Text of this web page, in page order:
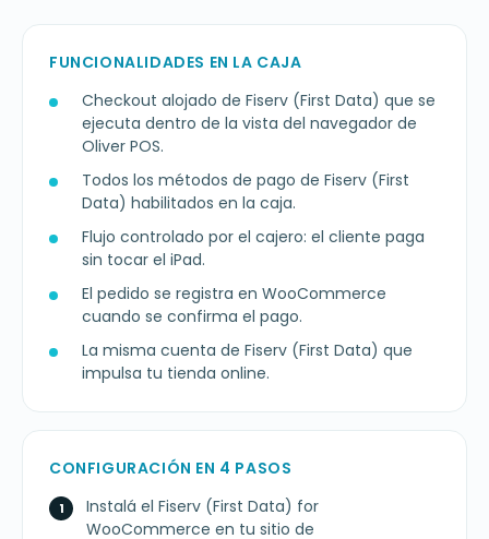
FUNCIONALIDADES EN LA CAJA
Checkout alojado de Fiserv (First Data) que se
ejecuta dentro de la vista del navegador de
Oliver POS.
Todos los métodos de pago de Fiserv (First
Data) habilitados en la caja.
Flujo controlado por el cajero: el cliente paga
sin tocar el iPad.
El pedido se registra en WooCommerce
cuando se confirma el pago.
La misma cuenta de Fiserv (First Data) que
impulsa tu tienda online.
CONFIGURACIÓN EN 4 PASOS
Instalá el Fiserv (First Data) for
WooCommerce en tu sitio de